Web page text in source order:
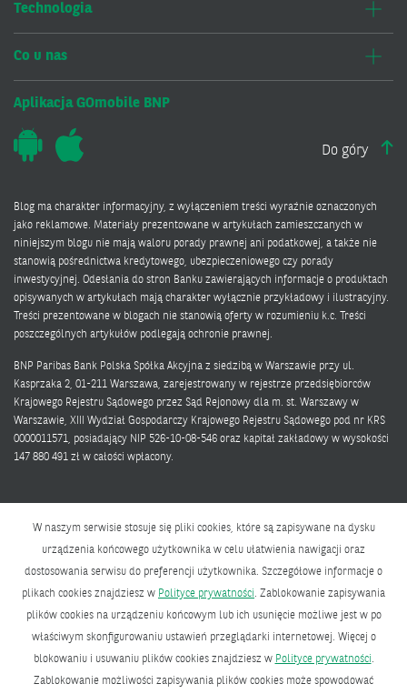
Technologia
Co u nas
Aplikacja GOmobile BNP
Do góry
Blog ma charakter informacyjny, z wyłączeniem treści wyraźnie oznaczonych
jako reklamowe. Materiały prezentowane w artykułach zamieszczanych w
niniejszym blogu nie mają waloru porady prawnej ani podatkowej, a także nie
stanowią pośrednictwa kredytowego, ubezpieczeniowego czy porady
inwestycyjnej. Odesłania do stron Banku zawierających informacje o produktach
opisywanych w artykułach mają charakter wyłącznie przykładowy i ilustracyjny.
Treści prezentowane w blogach nie stanowią oferty w rozumieniu k.c. Treści
poszczególnych artykułów podlegają ochronie prawnej.
BNP Paribas Bank Polska Spółka Akcyjna z siedzibą w Warszawie przy ul.
Kasprzaka 2, 01-211 Warszawa, zarejestrowany w rejestrze przedsiębiorców
Krajowego Rejestru Sądowego przez Sąd Rejonowy dla m. st. Warszawy w
Warszawie, XIII Wydział Gospodarczy Krajowego Rejestru Sądowego pod nr KRS
0000011571, posiadający NIP 526-10-08-546 oraz kapitał zakładowy w wysokości
147 880 491 zł w całości wpłacony.
Polityka prywatności
Bank zmieniającego się świata
BNP Paribas Bank Polska Spółka Akcyjna z siedzibą w Warszawie przy ul.
Kasprzaka 2, 01-211 Warszawa, zarejestrowany w rejestrze przedsiębiorców
Krajowego Rejestru Sądowego przez Sąd Rejonowy dla m. st. Warszawy w
W naszym serwisie stosuje się pliki cookies, które są zapisywane na dysku
urządzenia końcowego użytkownika w celu ułatwienia nawigacji oraz
dostosowania serwisu do preferencji użytkownika. Szczegółowe informacje o
plikach cookies znajdziesz w Polityce prywatności. Zablokowanie zapisywania
plików cookies na urządzeniu końcowym lub ich usunięcie możliwe jest w po
właściwym skonfigurowaniu ustawień przeglądarki internetowej. Więcej o
blokowaniu i usuwaniu plików cookies znajdziesz w Polityce prywatności.
Zablokowanie możliwości zapisywania plików cookies może spowodować